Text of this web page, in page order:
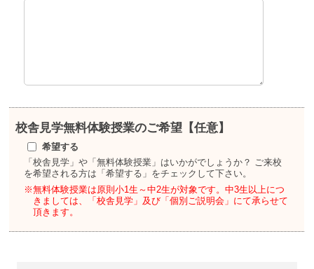
校舎見学無料体験授業のご希望【任意】
希望する
「校舎見学」や「無料体験授業」はいかがでしょうか？ ご来校
を希望される方は「希望する」をチェックして下さい。
※無料体験授業は原則小1生～中2生が対象です。中3生以上につ
きましては、「校舎見学」及び「個別ご説明会」にて承らせて
頂きます。